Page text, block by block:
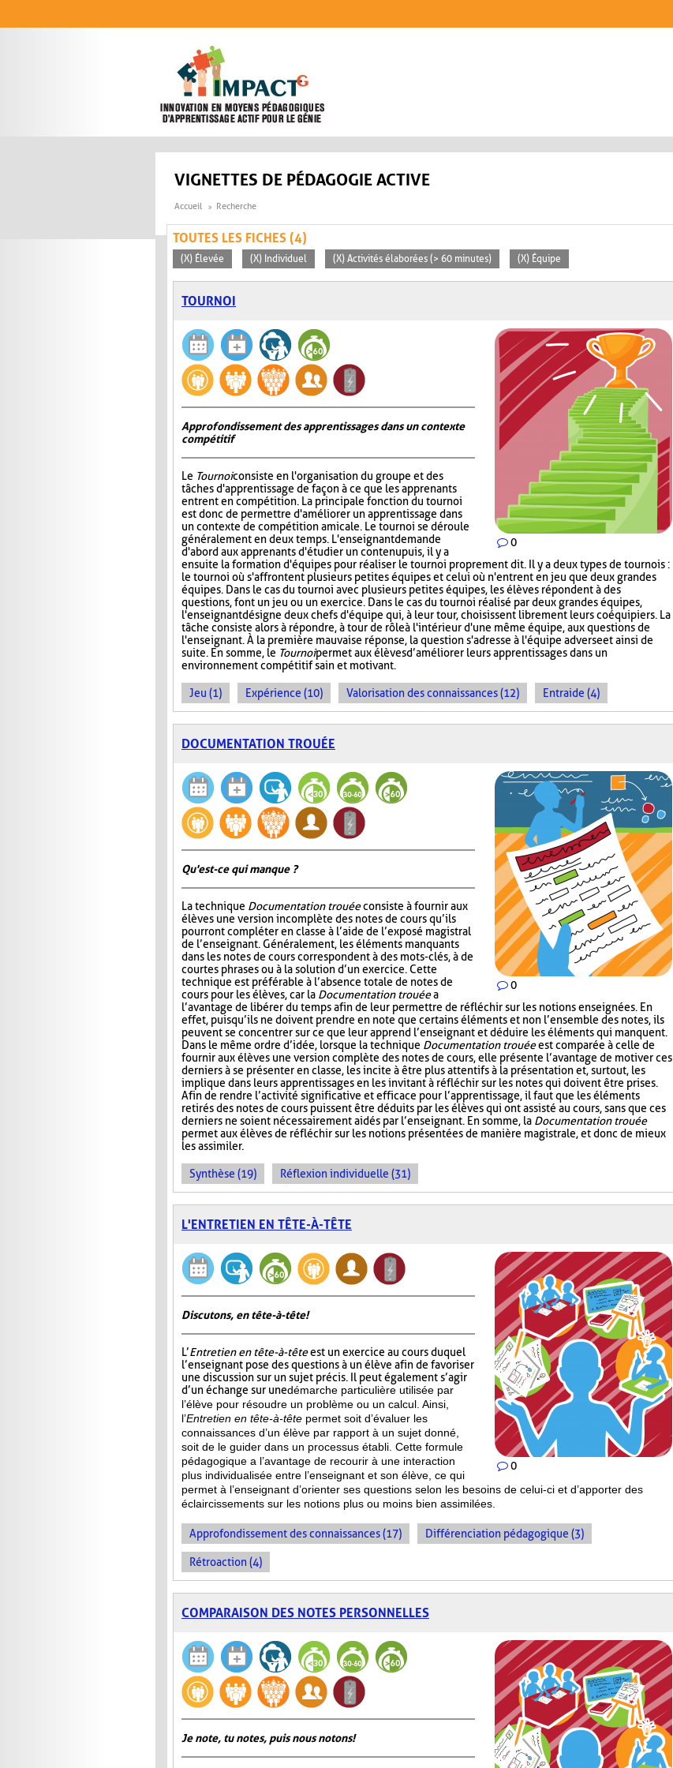
VIGNETTES DE PÉDAGOGIE ACTIVE
Accueil Recherche
TOUTES LES FICHES (4)
(X) Élevée (X) Individuel (X) Activités élaborées (> 60 minutes) (X) Équipe
TOURNOI
0
Approfondissement des apprentissages dans un contexte
compétitif
Le Tournoiconsiste en l'organisation du groupe et des
tâches d'apprentissage de façon à ce que les apprenants
entrent en compétition. La principale fonction du tournoi
est donc de permettre d'améliorer un apprentissage dans
un contexte de compétition amicale. Le tournoi se déroule
généralement en deux temps. L'enseignant demande
d'abord aux apprenants d'étudier un contenu puis, il y a
ensuite la formation d'équipes pour réaliser le tournoi proprement dit. Il y a deux types de tournois :
le tournoi où s'affrontent plusieurs petites équipes et celui où n'entrent en jeu que deux grandes
équipes. Dans le cas du tournoi avec plusieurs petites équipes, les élèves répondent à des
questions, font un jeu ou un exercice. Dans le cas du tournoi réalisé par deux grandes équipes,
l'enseignant désigne deux chefs d'équipe qui, à leur tour, choisissent librement leurs coéquipiers. La
tâche consiste alors à répondre, à tour de rôle à l'intérieur d'une même équipe, aux questions de
l'enseignant. À la première mauvaise réponse, la question s'adresse à l'équipe adverse et ainsi de
suite. En somme, le Tournoipermet aux élèves d’améliorer leurs apprentissages dans un
environnement compétitif sain et motivant.
Jeu (1) Expérience (10) Valorisation des connaissances (12) Entraide (4)
DOCUMENTATION TROUÉE
0
Qu'est-ce qui manque ?
La technique Documentation trouéeconsiste à fournir aux
élèves une version incomplète des notes de cours qu’ils
pourront compléter en classe à l’aide de l’exposé magistral
de l’enseignant. Généralement, les éléments manquants
dans les notes de cours correspondent à des mots-clés, à de
courtes phrases ou à la solution d’un exercice. Cette
technique est préférable à l’absence totale de notes de
cours pour les élèves, car la Documentation trouéea
l’avantage de libérer du temps afin de leur permettre de réfléchir sur les notions enseignées. En
effet, puisqu’ils ne doivent prendre en note que certains éléments et non l’ensemble des notes, ils
peuvent se concentrer sur ce que leur apprend l’enseignant et déduire les éléments qui manquent.
Dans le même ordre d’idée, lorsque la technique Documentation trouéeest comparée à celle de
fournir aux élèves une version complète des notes de cours, elle présente l’avantage de motiver ces
derniers à se présenter en classe, les incite à être plus attentifs à la présentation et, surtout, les
implique dans leurs apprentissages en les invitant à réfléchir sur les notes qui doivent être prises.
Afin de rendre l’activité significative et efficace pour l’apprentissage, il faut que les éléments
retirés des notes de cours puissent être déduits par les élèves qui ont assisté au cours, sans que ces
derniers ne soient nécessairement aidés par l’enseignant. En somme, la Documentation trouée
permet aux élèves de réfléchir sur les notions présentées de manière magistrale, et donc de mieux
les assimiler.
Synthèse (19) Réflexion individuelle (31)
L'ENTRETIEN EN TÊTE-À-TÊTE
0
Discutons, en tête-à-tête!
L’Entretien en tête-à-têteest un exercice au cours duquel
l’enseignant pose des questions à un élève afin de favoriser
une discussion sur un sujet précis. Il peut également s’agir
d’un échange sur unedémarche particulière utilisée par
l’élève pour résoudre un problème ou un calcul. Ainsi,
l’Entretien en tête-à-tête permet soit d’évaluer les
connaissances d’un élève par rapport à un sujet donné,
soit de le guider dans un processus établi. Cette formule
pédagogique a l’avantage de recourir à une interaction
plus individualisée entre l’enseignant et son élève, ce qui
permet à l’enseignant d’orienter ses questions selon les besoins de celui-ci et d’apporter des
éclaircissements sur les notions plus ou moins bien assimilées.
Approfondissement des connaissances (17) Différenciation pédagogique (3)
Rétroaction (4)
COMPARAISON DES NOTES PERSONNELLES
Je note, tu notes, puis nous notons!